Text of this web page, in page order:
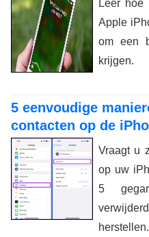
Leer hoe
Apple
om een
krijgen.
5 eenvoudige
contacten op de
Vraagt u
op uw
5
herstellen.